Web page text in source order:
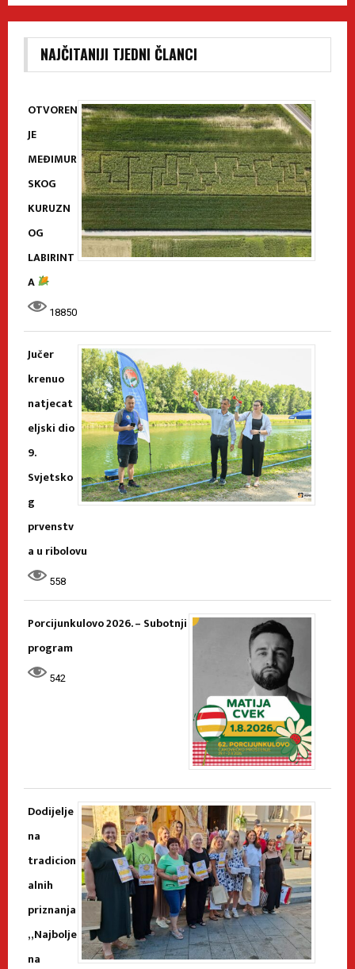
NAJČITANIJI TJEDNI ČLANCI
OTVOREN
JE
MEĐIMUR
SKOG
KURUZN
OG
LABIRINT
A
18850
Jučer
krenuo
natjecat
eljski dio
9.
Svjetsko
g
prvenstv
a u ribolovu
558
Porcijunkulovo 2026. – Subotnji
program
542
Dodijelje
na
tradicion
alnih
priznanja
„Najbolje
na